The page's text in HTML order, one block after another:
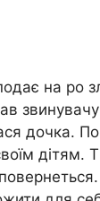
на ро
дочка.
дітям.